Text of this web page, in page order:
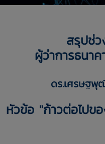
สรุปช่
ผู้ว่าการธนาค
ดร.เศรษฐ
หัวข้อ "ก้าวต่อไปข